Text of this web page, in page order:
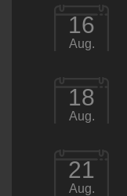
16
Aug.
18
Aug.
21
Aug.